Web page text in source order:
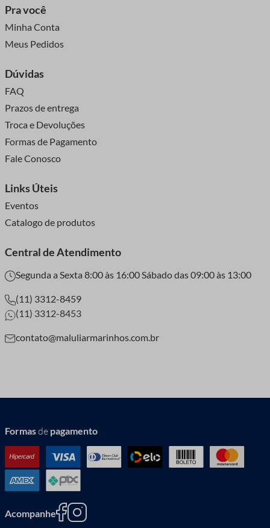
Pra você
Minha Conta
Meus Pedidos
Dúvidas
FAQ
Prazos de entrega
Troca e Devoluções
Formas de Pagamento
Fale Conosco
Links Úteis
Eventos
Catalogo de produtos
Central de Atendimento
Segunda a Sexta 8:00 às 16:00 Sábado das 09:00 às 13:00
(11) 3312-8459
(11) 3312-8453
contato@maluliarmarinhos.com.br
Formasde pagamento
Acompanhe